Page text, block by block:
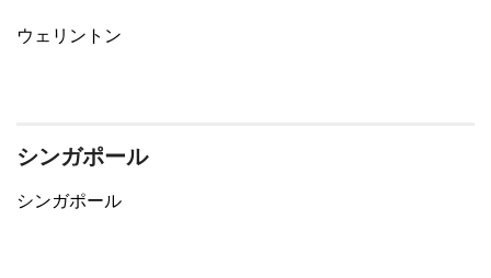
ウェリントン
シンガポール
シンガポール